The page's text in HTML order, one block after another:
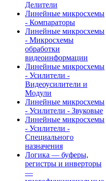
Делители
Линейные микросхемы
- Компараторы
Линейные микросхемы
- Микросхемы
обработки
видеоинформации
Линейные микросхемы
- Усилители -
Видеоусилители и
Модули
Линейные микросхемы
- Усилители - Звуковые
Линейные микросхемы
- Усилители -
Специального
назначения
Логика — буферы,
регистры и инверторы
—